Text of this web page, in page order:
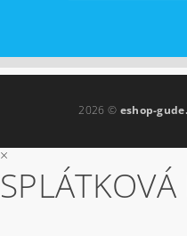
2026 © eshop-
×